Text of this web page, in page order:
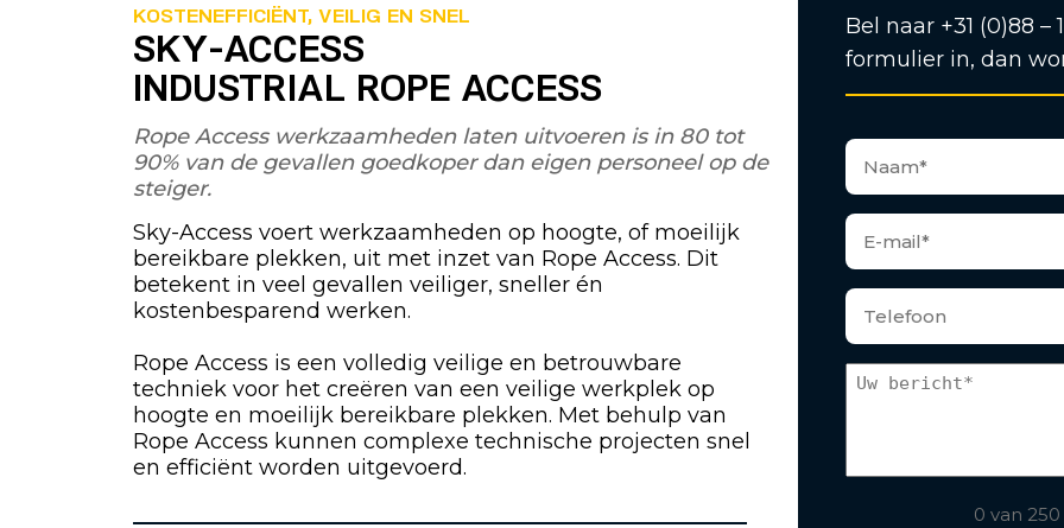
KOSTENEFFICIËNT, VEILIG EN SNEL
SKY-ACCESS
INDUSTRIAL ROPE ACCESS
Rope Access werkzaamheden laten uitvoeren is in 80 tot
90% van de gevallen goedkoper dan eigen personeel op de
steiger.
Sky-Access voert werkzaamheden op hoogte, of moeilijk
bereikbare plekken, uit met inzet van Rope Access. Dit
betekent in veel gevallen veiliger, sneller én
kostenbesparend werken.
Rope Access is een volledig veilige en betrouwbare
techniek voor het creëren van een veilige werkplek op
hoogte en moeilijk bereikbare plekken. Met behulp van
Rope Access kunnen complexe technische projecten snel
en efficiënt worden uitgevoerd.
Bel naar +31 (0)88
formulier in, dan
0 van